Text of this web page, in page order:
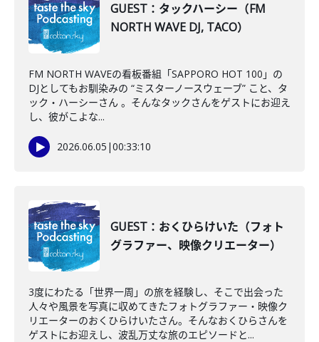
GUEST：タックハーシー（FM
NORTH WAVE DJ, TACO）
FM NORTH WAVEの看板番組「SAPPORO HOT 100」の
DJとしてもお馴染みの “ミスターノースウェーブ” こと、タ
ック・ハーシーさん 。そんなタックさんをゲストにお迎え
し、彼がこよな...
2026.06.05 |00:33:10
GUEST：おくひらけいた（フォト
グラファー、映像クリエーター）
3度にわたる「世界一周」の旅を経験し、そこで出会った
人々や風景を写真に収めてきたフォトグラファー・映像ク
リエーターのおくひらけいたさん。そんなおくひらさんを
ゲストにお迎えし、波乱万丈な旅のエピソードと...